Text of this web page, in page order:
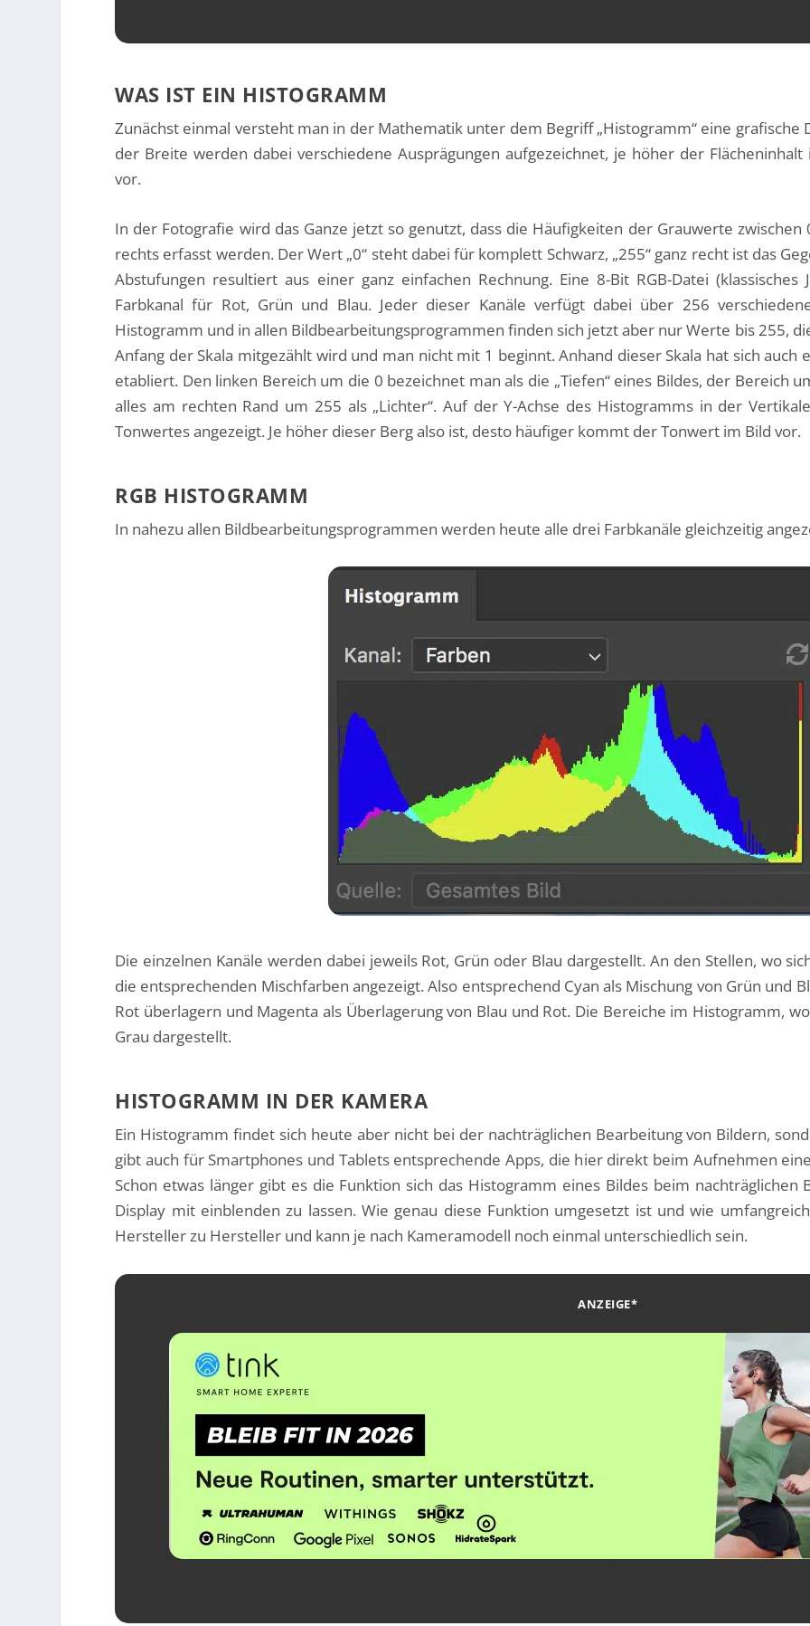
WAS IST EIN HISTOGRAMM
Zunächst einmal versteht man in der Mathematik unter dem Begriff „Histogramm“ eine
der Breite werden dabei verschiedene Ausprägungen aufgezeichnet, je höher der
vor.
In der Fotografie wird das Ganze jetzt so genutzt, dass die Häufigkeiten der Grauwerte
rechts erfasst werden. Der Wert „0“ steht dabei für komplett Schwarz, „255“ ganz recht ist das
Abstufungen resultiert aus einer ganz einfachen Rechnung. Eine 8-Bit RGB-Datei (klassisches
Farbkanal für Rot, Grün und Blau. Jeder dieser Kanäle verfügt dabei über 256
Histogramm und in allen Bildbearbeitungsprogrammen finden sich jetzt aber nur Werte bis 255,
Anfang der Skala mitgezählt wird und man nicht mit 1 beginnt. Anhand dieser Skala hat sich auch
etabliert. Den linken Bereich um die 0 bezeichnet man als die „Tiefen“ eines Bildes, der Bereich
alles am rechten Rand um 255 als „Lichter“. Auf der Y-Achse des Histogramms in der
Tonwertes angezeigt. Je höher dieser Berg also ist, desto häufiger kommt der Tonwert im Bild vor.
RGB HISTOGRAMM
In nahezu allen Bildbearbeitungsprogrammen werden heute alle drei Farbkanäle gleichzeitig
Die einzelnen Kanäle werden dabei jeweils Rot, Grün oder Blau dargestellt. An den Stellen, wo
die entsprechenden Mischfarben angezeigt. Also entsprechend Cyan als Mischung von Grün und
Rot überlagern und Magenta als Überlagerung von Blau und Rot. Die Bereiche im Histogramm,
Grau dargestellt.
HISTOGRAMM IN DER KAMERA
Ein Histogramm findet sich heute aber nicht bei der nachträglichen Bearbeitung von Bildern,
gibt auch für Smartphones und Tablets entsprechende Apps, die hier direkt beim Aufnehmen
Schon etwas länger gibt es die Funktion sich das Histogramm eines Bildes beim
Display mit einblenden zu lassen. Wie genau diese Funktion umgesetzt ist und wie
Hersteller zu Hersteller und kann je nach Kameramodell noch einmal unterschiedlich sein.
ANZEIGE*